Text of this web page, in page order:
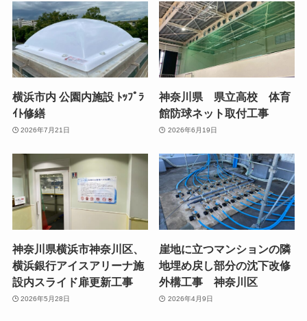
横浜市内 公園内施設 ﾄｯﾌﾟﾗ
ｲﾄ修繕
2026年7月21日
神奈川県 県立高校 体育
館防球ネット取付工事
2026年6月19日
神奈川県横浜市神奈川区、
横浜銀行アイスアリーナ施
設内スライド扉更新工事
2026年5月28日
崖地に立つマンションの隣
地埋め戻し部分の沈下改修
外構工事 神奈川区
2026年4月9日